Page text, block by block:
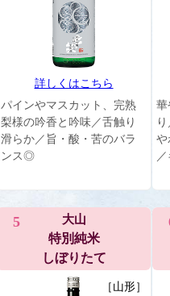
詳しくはこちら
パインやマスカット、完熟
梨様の吟香と吟味／舌触り
滑らか／旨・酸・苦のバラ
ンス◎
華
や
5 大山
特別純米
しぼりたて
［山形］